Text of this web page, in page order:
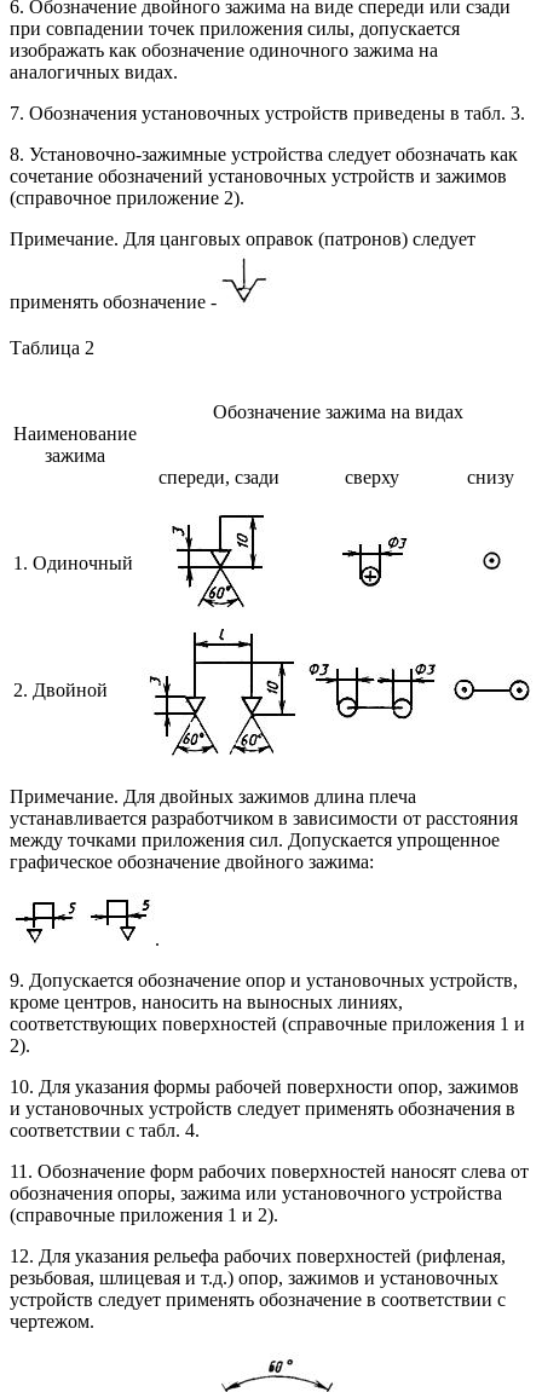
6. Обозначение двойного зажима на виде спереди или сзади
при совпадении точек приложения силы, допускается
изображать как обозначение одиночного зажима на
аналогичных видах.
7. Обозначения установочных устройств приведены в табл. 3.
8. Установочно-зажимные устройства следует обозначать как
сочетание обозначений установочных устройств и зажимов
(справочное приложение 2).
Примечание. Для цанговых оправок (патронов) следует
применять обозначение -
Таблица 2
Наименование
зажима
Обозначение зажима на видах
спереди, сзади сверху снизу
1. Одиночный
2. Двойной
Примечание. Для двойных зажимов длина плеча
устанавливается разработчиком в зависимости от расстояния
между точками приложения сил. Допускается упрощенное
графическое обозначение двойного зажима:
.
9. Допускается обозначение опор и установочных устройств,
кроме центров, наносить на выносных линиях,
соответствующих поверхностей (справочные приложения 1 и
2).
10. Для указания формы рабочей поверхности опор, зажимов
и установочных устройств следует применять обозначения в
соответствии с табл. 4.
11. Обозначение форм рабочих поверхностей наносят слева от
обозначения опоры, зажима или установочного устройства
(справочные приложения 1 и 2).
12. Для указания рельефа рабочих поверхностей (рифленая,
резьбовая, шлицевая и т.д.) опор, зажимов и установочных
устройств следует применять обозначение в соответствии с
чертежом.